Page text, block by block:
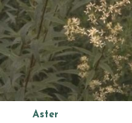
Aster